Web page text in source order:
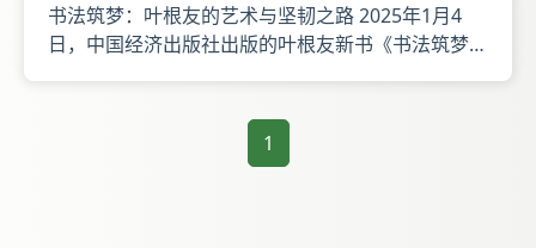
书法筑梦：叶根友的艺术与坚韧之路 2025年1月4
日，中国经济出版社出版的叶根友新书《书法筑梦》
了他从山村走出，凭借努力成为书法家和字体创作者
1